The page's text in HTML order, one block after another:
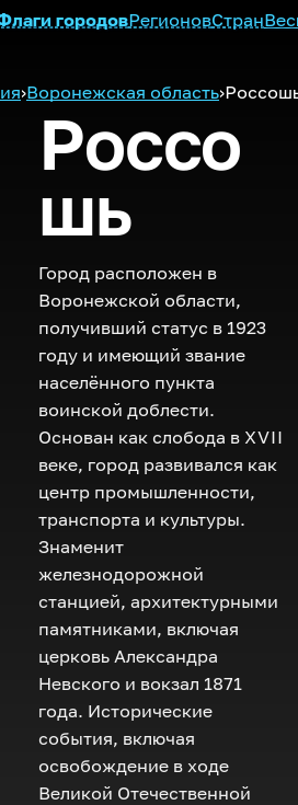
городовРегионовСтран
›Воронежская область›
Россо
шь
Город расположен в
Воронежской области,
получивший статус в 1923
году и имеющий звание
населённого пункта
воинской доблести.
Основан как слобода в XVII
веке, город развивался как
центр промышленности,
транспорта и культуры.
Знаменит
железнодорожной
станцией, архитектурными
памятниками, включая
церковь Александра
Невского и вокзал 1871
года. Исторические
события, включая
освобождение в ходе
Великой Отечественной